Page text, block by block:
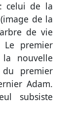
celui de la
de la
de vie
Le premier
nouvelle
premier
Adam.
subsiste